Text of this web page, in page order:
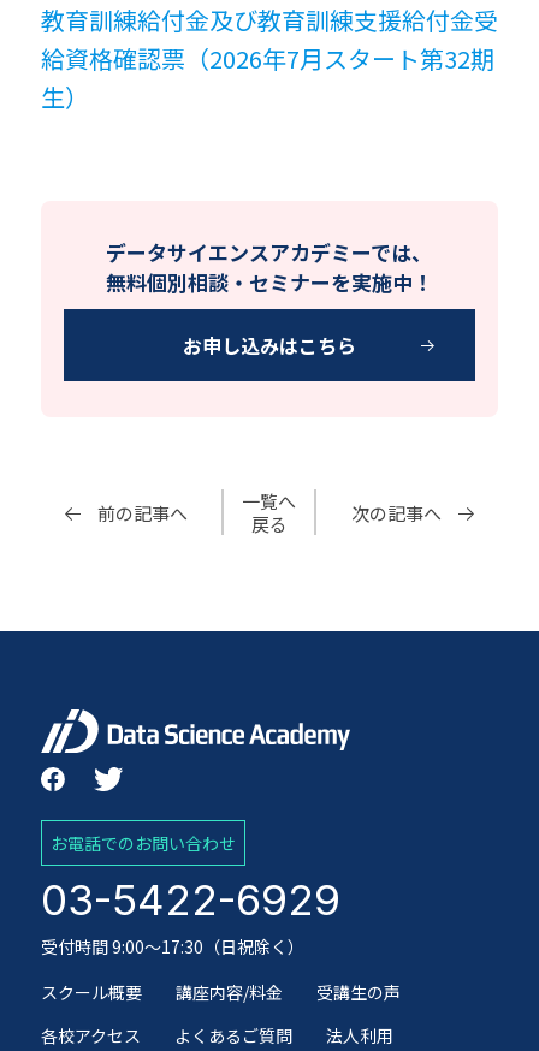
教育訓練給付金及び教育訓練支援給付金受
給資格確認票（2026年7月スタート第32期
生）
データサイエンスアカデミーでは、
無料個別相談・セミナーを実施中！
お申し込みはこちら
前の記事へ
一覧へ
戻る
次の記事へ
お電話でのお問い合わせ
03-5422-6929
受付時間 9:00～17:30（日祝除く）
スクール概要
講座内容/料金
受講生の声
各校アクセス
よくあるご質問 法人利用